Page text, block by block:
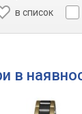
в список
в